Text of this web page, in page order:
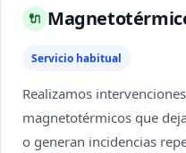
🔌
Servicio habitual
Realizamos
magnetotérmicos que
o generan incidencias